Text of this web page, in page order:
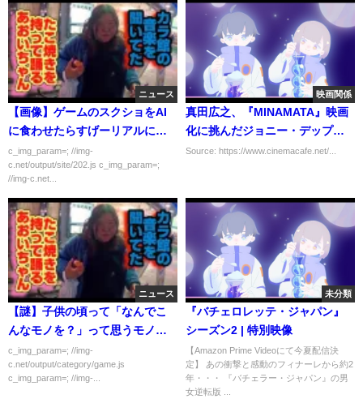
ニュース
【画像】ゲームのスクショをAI
に食わせたらすげーリアルにな
ったｗｗｗ
c_img_param=; //img-
c.net/output/site/202.js c_img_param=;
//img-c.net...
映画関係
真田広之、『MINAMATA』映画
化に挑んだジョニー・デップの
「情熱と勇気を称えたい」
Source: https://www.cinemacafe.net/...
ニュース
【謎】子供の頃って「なんでこ
んなモノを？」って思うモノが
怖かったりするよな？
c_img_param=; //img-
c.net/output/category/game.js
c_img_param=; //img-...
未分類
『バチェロレッテ・ジャパン』
シーズン2 | 特別映像
【Amazon Prime Videoにて今夏配信決
定】 あの衝撃と感動のフィナーレから約2
年・・・ 『バチェラー・ジャパン』の男
女逆転版 ...